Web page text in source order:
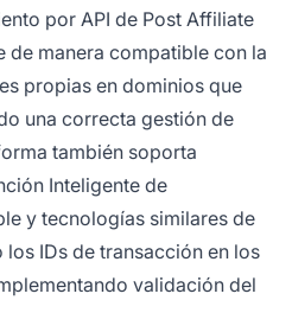
por API de Post Affiliate
de manera compatible con la
propias en dominios que
una correcta gestión de
también soporta
Inteligente de
y tecnologías similares de
IDs de transacción en los
validación del